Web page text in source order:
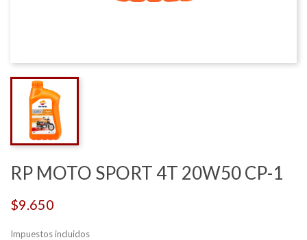
RP MOTO SPORT 4T 20W50 CP-1
$9.650
Impuestos incluidos